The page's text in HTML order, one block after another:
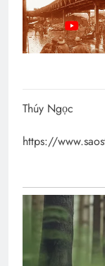
Thúy Ngọc
https://